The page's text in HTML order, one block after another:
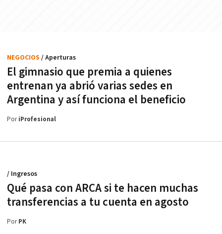
El gimnasio que premia a quienes
entrenan ya abrió varias sedes en
Argentina y así funciona el beneficio
NEGOCIOS / Aperturas
PoriProfesional
Qué pasa con ARCA si te hacen muchas
transferencias a tu cuenta en agosto
/ Ingresos
PorPK